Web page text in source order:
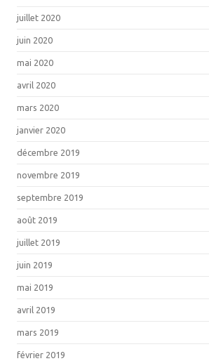
juillet 2020
juin 2020
mai 2020
avril 2020
mars 2020
janvier 2020
décembre 2019
novembre 2019
septembre 2019
août 2019
juillet 2019
juin 2019
mai 2019
avril 2019
mars 2019
février 2019